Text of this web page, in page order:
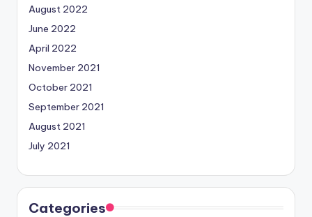
August 2022
June 2022
April 2022
November 2021
October 2021
September 2021
August 2021
July 2021
Categories